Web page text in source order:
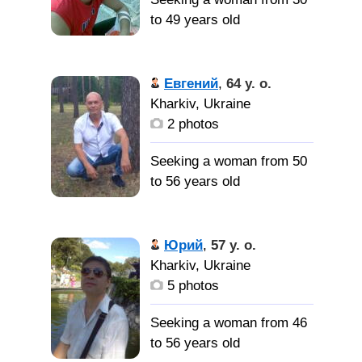
Принятие, Рукоделие,
и настоящую женщину
Интересуют реальные
to 49 years old
самом не принято
говорить, да и вряд-ли
ты сможешь оценить сам
самокритично. Об этом
может рассказать только
выхваливать себя - по
меньшей мере лишь
забавно.
Женщину
для серьезных
Евгений, 64 y. o.
Kharkiv, Ukraine
2 photos
Seeking a woman from 50
to 56 years old
вес - 72; нормальное
телосложение. В
свободное время отдаю
рыбалке, люблю лес,
природу. С
Юрий, 57 y. o.
Kharkiv, Ukraine
5 photos
Seeking a woman from 46
to 56 years old